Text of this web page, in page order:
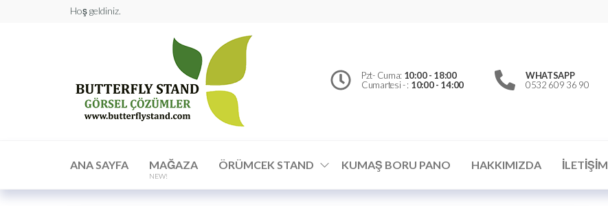
Hoş geldiniz.
Çözümler
Pzt- Cuma: 10:00 - 18:00
Cumartesi - : 10:00 - 14:00
WHATSAPP
0532 609 36 90
ANA SAYFA MAĞAZA
NEW!
ÖRÜMCEK STAND KUMAŞ BORU PANO HAKKIMIZDA İLETIŞIM